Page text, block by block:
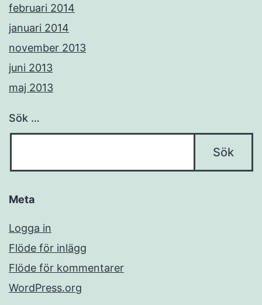
februari 2014
januari 2014
november 2013
juni 2013
maj 2013
Sök …
Meta
Logga in
Flöde för inlägg
Flöde för kommentarer
WordPress.org